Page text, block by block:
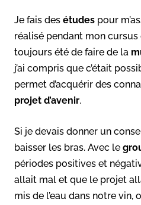
Je fais des études pour
réalisé pendant mon cursus
toujours été de faire de la
j’ai compris que c’était
permet d’acquérir des
projet d’avenir.
Si je devais donner un
baisser les bras. Avec le
périodes positives et
allait mal et que le projet
mis de l’eau dans notre vin,